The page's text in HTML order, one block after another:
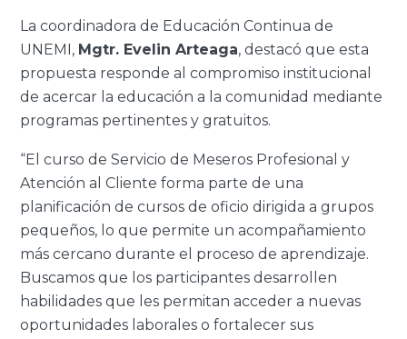
La coordinadora de Educación Continua de
UNEMI, Mgtr. Evelin Arteaga, destacó que esta
propuesta responde al compromiso institucional
de acercar la educación a la comunidad mediante
programas pertinentes y gratuitos.
“El curso de Servicio de Meseros Profesional y
Atención al Cliente forma parte de una
planificación de cursos de oficio dirigida a grupos
pequeños, lo que permite un acompañamiento
más cercano durante el proceso de aprendizaje.
Buscamos que los participantes desarrollen
habilidades que les permitan acceder a nuevas
oportunidades laborales o fortalecer sus